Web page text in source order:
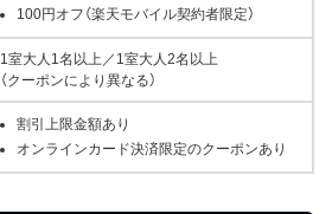
100円オフ（楽天モバイル契約者限定）
1室大人1名以上／1室大人2名以上
（クーポンにより異なる）
割引上限金額あり
オンラインカード決済限定のクーポンあり